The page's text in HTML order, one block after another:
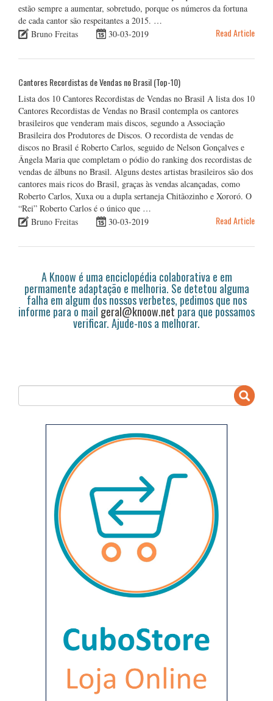
estão sempre a aumentar, sobretudo, porque os números da fortuna
de cada cantor são respeitantes a 2015. …
Bruno Freitas
30-03-2019 Read Article
Cantores Recordistas de Vendas no Brasil (Top-10)
Lista dos 10 Cantores Recordistas de Vendas no Brasil A lista dos 10
Cantores Recordistas de Vendas no Brasil contempla os cantores
brasileiros que venderam mais discos, segundo a Associação
Brasileira dos Produtores de Discos. O recordista de vendas de
discos no Brasil é Roberto Carlos, seguido de Nelson Gonçalves e
Ângela Maria que completam o pódio do ranking dos recordistas de
vendas de álbuns no Brasil. Alguns destes artistas brasileiros são dos
cantores mais ricos do Brasil, graças às vendas alcançadas, como
Roberto Carlos, Xuxa ou a dupla sertaneja Chitãozinho e Xororó. O
“Rei” Roberto Carlos é o único que …
Bruno Freitas
30-03-2019 Read Article
A Knoow é uma enciclopédia colaborativa e em
permamente adaptação e melhoria. Se detetou alguma
falha em algum dos nossos verbetes, pedimos que nos
informe para o mail geral@knoow.netpara que possamos
verificar. Ajude-nos a melhorar.